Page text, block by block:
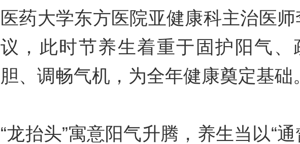
医药大学东方医院亚健康科主治医
议，此时节养生着重于固护阳气、
胆、调畅气机，为全年健康奠定基础
“龙抬头”寓意阳气升腾，养生当以“通